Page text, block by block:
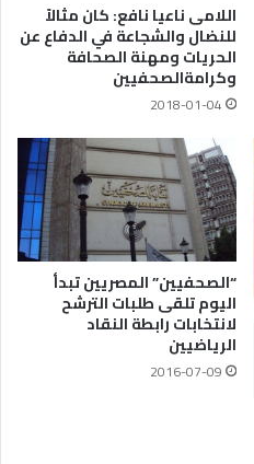
اللامى ناعيا نافع: كان مثالاً
للنضال والشجاعة في الدفاع عن
الحريات ومهنة الصحافة
وكرامةالصحفيين
2018-01-04
“الصحفيين” المصريين تبدأ
اليوم تلقى طلبات الترشح
لانتخابات رابطة النقاد
الرياضيين
2016-07-09